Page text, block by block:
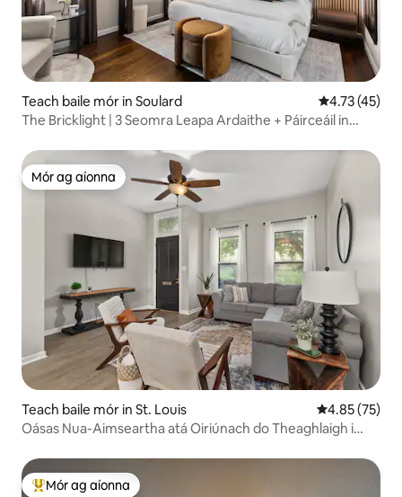
Teach baile mór in Soulard Meánrátáil
4.73 (45)
The Bricklight | 3 Seomra Leapa Ardaithe + Páirceáil in
Mór ag aíonna
Mór ag aíonna
Teach baile mór in St. Louis Meánrátáil
4.85 (75)
Oásas Nua-Aimseartha atá Oiriúnach do Theaghlaigh i
An-mhór ag aíonna
Mór ag aíonna